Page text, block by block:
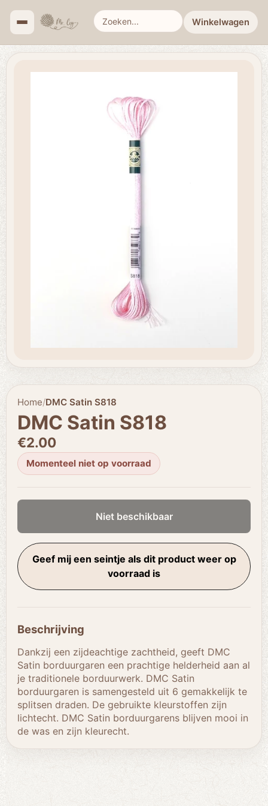
Winkelwagen
Home/DMC Satin S818
DMC Satin S818
€2.00
Momenteel niet op voorraad
Niet beschikbaar
Geef mij een seintje als dit product weer op
voorraad is
Beschrijving
Dankzij een zijdeachtige zachtheid, geeft DMC
Satin borduurgaren een prachtige helderheid aan al
je traditionele borduurwerk. DMC Satin
borduurgaren is samengesteld uit 6 gemakkelijk te
splitsen draden. De gebruikte kleurstoffen zijn
lichtecht. DMC Satin borduurgarens blijven mooi in
de was en zijn kleurecht.